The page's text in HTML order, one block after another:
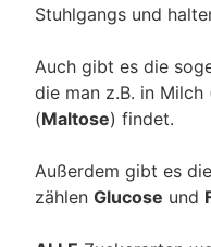
Stuhlgangs und
Auch gibt es die
die man z.B. in Milch
(Maltose) findet.
Außerdem gibt es die
zählen Glucose und